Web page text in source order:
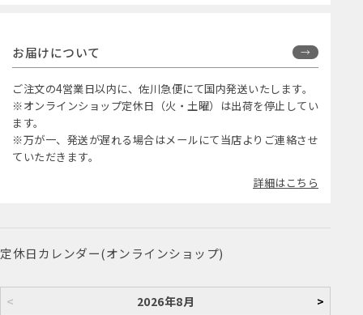
お届けについて
ご注文の4営業日以内に、佐川急便にて国内発送いたします。
※オンラインショップ定休日（火・土曜）は出荷を停止してい
ます。
※万が一、発送が遅れる場合はメールにて当店よりご連絡させ
ていただきます。
詳細はこちら
定休日カレンダー(オンラインショップ)
< 2026年8月 >